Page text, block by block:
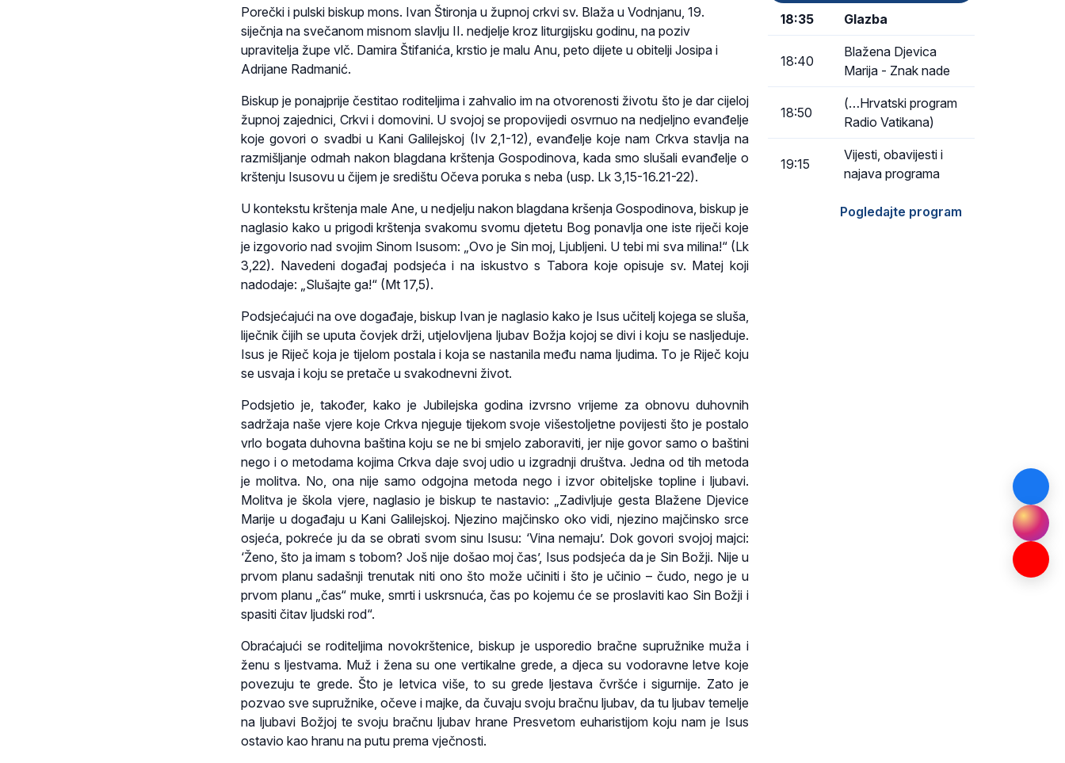
Porečki i pulski biskup mons. Ivan Štironja u župnoj crkvi sv. Blaža u Vodnjanu, 19.
siječnja na svečanom misnom slavlju II. nedjelje kroz liturgijsku godinu, na poziv
upravitelja župe vlč. Damira Štifanića, krstio je malu Anu, peto dijete u obitelji Josipa i
Adrijane Radmanić.
Biskup je ponajprije čestitao roditeljima i zahvalio im na otvorenosti životu što je dar cijeloj
župnoj zajednici, Crkvi i domovini. U svojoj se propovijedi osvrnuo na nedjeljno evanđelje
koje govori o svadbi u Kani Galilejskoj (Iv 2,1-12), evanđelje koje nam Crkva stavlja na
razmišljanje odmah nakon blagdana krštenja Gospodinova, kada smo slušali evanđelje o
krštenju Isusovu u čijem je središtu Očeva poruka s neba (usp. Lk 3,15-16.21-22).
U kontekstu krštenja male Ane, u nedjelju nakon blagdana kršenja Gospodinova, biskup je
naglasio kako u prigodi krštenja svakomu svomu djetetu Bog ponavlja one iste riječi koje
je izgovorio nad svojim Sinom Isusom: „Ovo je Sin moj, Ljubljeni. U tebi mi sva milina!“ (Lk
3,22). Navedeni događaj podsjeća i na iskustvo s Tabora koje opisuje sv. Matej koji
nadodaje: „Slušajte ga!“ (Mt 17,5).
Podsjećajući na ove događaje, biskup Ivan je naglasio kako je Isus učitelj kojega se sluša,
liječnik čijih se uputa čovjek drži, utjelovljena ljubav Božja kojoj se divi i koju se nasljeduje.
Isus je Riječ koja je tijelom postala i koja se nastanila među nama ljudima. To je Riječ koju
se usvaja i koju se pretače u svakodnevni život.
Podsjetio je, također, kako je Jubilejska godina izvrsno vrijeme za obnovu duhovnih
sadržaja naše vjere koje Crkva njeguje tijekom svoje višestoljetne povijesti što je postalo
vrlo bogata duhovna baština koju se ne bi smjelo zaboraviti, jer nije govor samo o baštini
nego i o metodama kojima Crkva daje svoj udio u izgradnji društva. Jedna od tih metoda
je molitva. No, ona nije samo odgojna metoda nego i izvor obiteljske topline i ljubavi.
Molitva je škola vjere, naglasio je biskup te nastavio: „Zadivljuje gesta Blažene Djevice
Marije u događaju u Kani Galilejskoj. Njezino majčinsko oko vidi, njezino majčinsko srce
osjeća, pokreće ju da se obrati svom sinu Isusu: ‘Vina nemaju’. Dok govori svojoj majci:
‘Ženo, što ja imam s tobom? Još nije došao moj čas’, Isus podsjeća da je Sin Božji. Nije u
prvom planu sadašnji trenutak niti ono što može učiniti i što je učinio – čudo, nego je u
prvom planu „čas“ muke, smrti i uskrsnuća, čas po kojemu će se proslaviti kao Sin Božji i
spasiti čitav ljudski rod“.
Obraćajući se roditeljima novokrštenice, biskup je usporedio bračne supružnike muža i
ženu s ljestvama. Muž i žena su one vertikalne grede, a djeca su vodoravne letve koje
povezuju te grede. Što je letvica više, to su grede ljestava čvršće i sigurnije. Zato je
pozvao sve supružnike, očeve i majke, da čuvaju svoju bračnu ljubav, da tu ljubav temelje
na ljubavi Božjoj te svoju bračnu ljubav hrane Presvetom euharistijom koju nam je Isus
ostavio kao hranu na putu prema vječnosti.
18:35 Glazba
18:40
Blažena Djevica
Marija - Znak nade
18:50
(…Hrvatski program
Radio Vatikana)
19:15
Vijesti, obavijesti i
najava programa
Pogledajte program